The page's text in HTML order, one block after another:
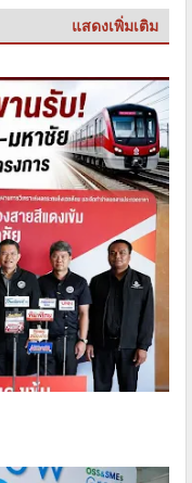
แสดงเพิ่มเติม